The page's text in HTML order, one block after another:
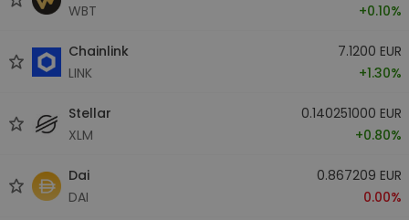
WBT
+0.10%
Chainlink
LINK
7.1200 EUR
+1.30%
Stellar
XLM
0.140251000 EUR
+0.80%
Dai
DAI
0.867209 EUR
0.00%